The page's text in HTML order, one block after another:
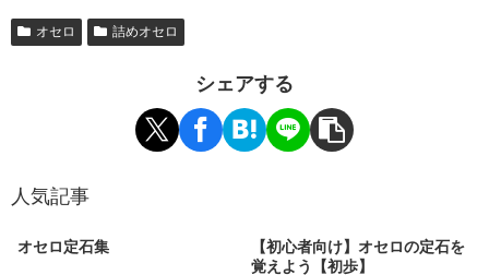
オセロ 詰めオセロ
シェアする
人気記事
オセロ定石集
【初心者向け】オセロの定石を
覚えよう【初歩】